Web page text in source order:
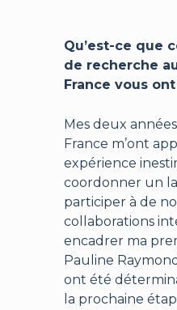
Qu’est-ce que
de recherche
France vous
Mes deux
France m’ont
expérience
coordonner un
participer à de
collaborations
encadrer ma
Pauline
ont été
la prochaine